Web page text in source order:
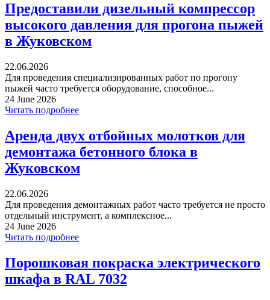
Предоставили дизельный компрессор
высокого давления для прогона пыжей
в Жуковском
22.06.2026
Для проведения специализированных работ по прогону
пыжей часто требуется оборудование, способное...
24 June 2026
Читать подробнее
Аренда двух отбойных молотков для
демонтажа бетонного блока в
Жуковском
22.06.2026
Для проведения демонтажных работ часто требуется не просто
отдельный инструмент, а комплексное...
24 June 2026
Читать подробнее
Порошковая покраска электрического
шкафа в RAL 7032